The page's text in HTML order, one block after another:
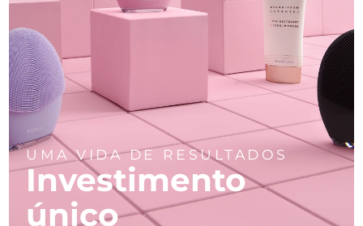
UMA VIDA DE RESULTADOS
Investimento
único